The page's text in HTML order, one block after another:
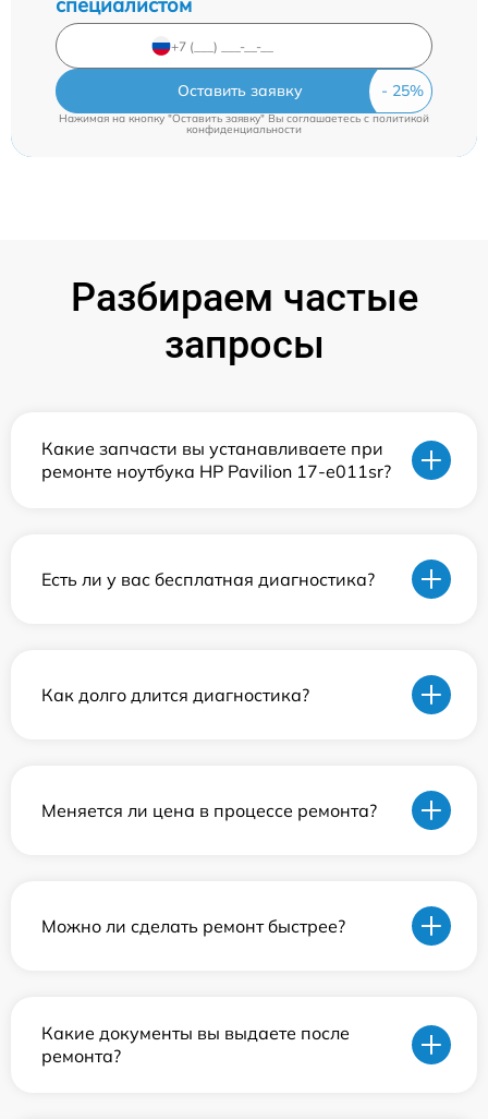
специалистом
Оставить заявку
Нажимая на кнопку "Оставить заявку" Вы соглашаетесь c политикой
конфиденциальности
Разбираем частые
запросы
Какие запчасти вы устанавливаете при
ремонте ноутбука HP Pavilion 17-e011sr?
Есть ли у вас бесплатная диагностика?
Как долго длится диагностика?
Меняется ли цена в процессе ремонта?
Можно ли сделать ремонт быстрее?
Какие документы вы выдаете после
ремонта?